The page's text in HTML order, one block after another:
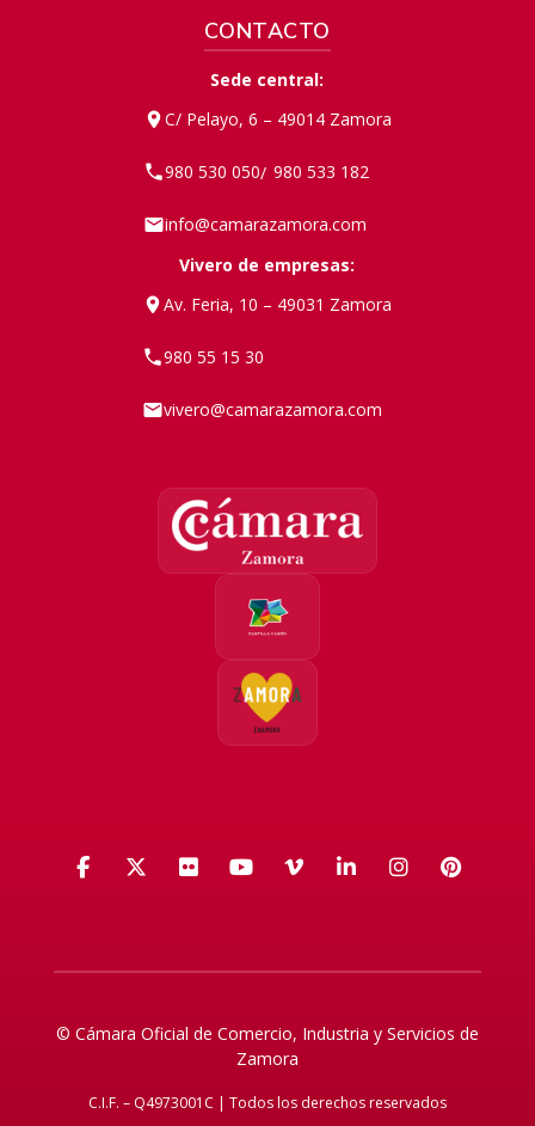
CONTACTO
Sede central:
C/ Pelayo, 6 – 49014 Zamora
980 530 050/ 980 533 182
info@camarazamora.com
Vivero de empresas:
Av. Feria, 10 – 49031 Zamora
980 55 15 30
vivero@camarazamora.com
Facebook
X (Twitter)
FlickrYouTube
VimeoLinkedIn
© Cámara Oficial de Comercio, Industria y Servicios de
Zamora
C.I.F. – Q4973001C | Todos los derechos reservados